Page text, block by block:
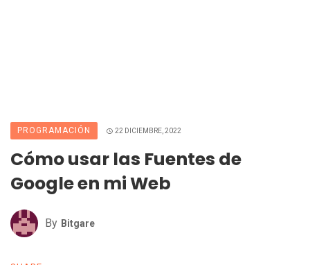
PROGRAMACIÓN 22 DICIEMBRE, 2022
Cómo usar las Fuentes de
Google en mi Web
By Bitgare